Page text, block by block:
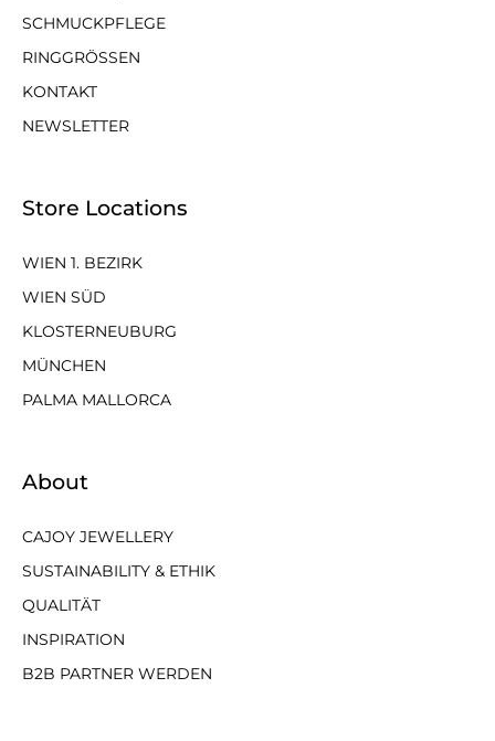
SCHMUCKPFLEGE
RINGGRÖSSEN
KONTAKT
NEWSLETTER
Store Locations
WIEN 1. BEZIRK
WIEN SÜD
KLOSTERNEUBURG
MÜNCHEN
PALMA MALLORCA
About
CAJOY JEWELLERY
SUSTAINABILITY & ETHIK
QUALITÄT
INSPIRATION
B2B PARTNER WERDEN